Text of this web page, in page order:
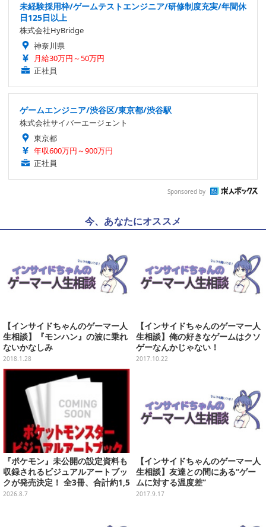
未経験採用枠/ゲームテストエンジニア/研修制度充実/年間休
日125日以上
株式会社HyBridge
神奈川県
月給30万円～50万円
正社員
ゲームエンジニア/渋谷区/東京都/渋谷駅
株式会社サイバーエージェント
東京都
年収600万円～900万円
正社員
Sponsored by
今、あなたにオススメ
【インサイドちゃんのゲーマー人
生相談】『モンハン』の波に乗れ
ないかなしみ
2018.1.28
【インサイドちゃんのゲーマー人
生相談】俺の好きなゲームはクソ
ゲーなんかじゃない！
2017.10.22
『ポケモン』未公開の設定資料も
収録されるビジュアルアートブッ
クが発売決定！ 全3冊、合計約1,5
00ページの大ボリュームでシリー
2026.8.7
【インサイドちゃんのゲーマー人
生相談】友達との間にある“ゲー
ムに対する温度差”
2017.9.17